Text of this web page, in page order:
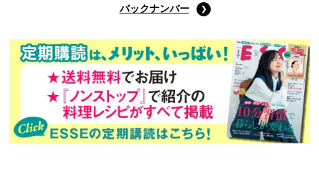
バックナンバー